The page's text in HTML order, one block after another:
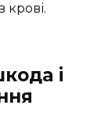
крові.
і